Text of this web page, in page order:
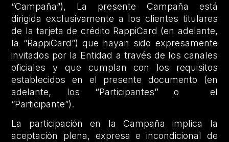
“Campaña”), La presente Campaña está
dirigida exclusivamente a los clientes titulares
de la tarjeta de crédito RappiCard (en adelante,
la “RappiCard”) que hayan sido expresamente
invitados por la Entidad a través de los canales
oficiales y que cumplan con los requisitos
establecidos en el presente documento (en
adelante, los “Participantes”o el
“Participante”).
La participación en la Campaña implica la
aceptación plena, expresa e incondicional de